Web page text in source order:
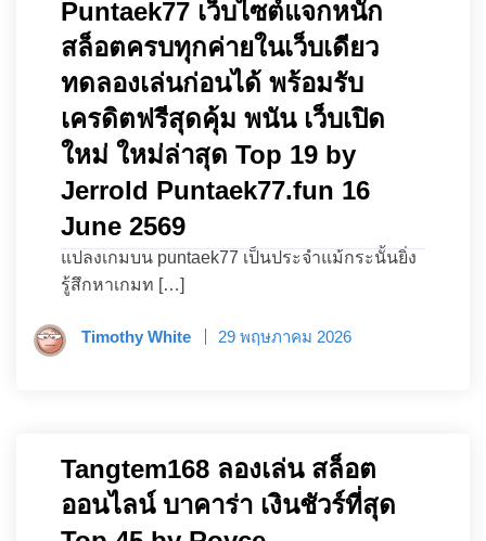
Puntaek77 เว็บไซต์แจกหนัก
สล็อตครบทุกค่ายในเว็บเดียว
ทดลองเล่นก่อนได้ พร้อมรับ
เครดิตฟรีสุดคุ้ม พนัน เว็บเปิด
ใหม่ ใหม่ล่าสุด Top 19 by
Jerrold Puntaek77.fun 16
June 2569
แปลงเกมบน puntaek77 เป็นประจำแม้กระนั้นยิ่ง
รู้สึกหาเกมท […]
Timothy White 29 พฤษภาคม 2026
Tangtem168 ลองเล่น สล็อต
ออนไลน์ บาคาร่า เงินชัวร์ที่สุด